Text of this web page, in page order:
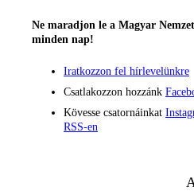
Ne maradjon le a Magyar
minden nap!
Iratkozzon fel hírlevelünkre
Csatlakozzon hozzánk
Kövesse csatornáinkat
RSS-en